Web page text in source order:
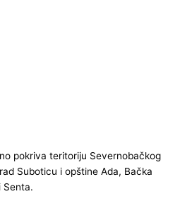
pokriva teritoriju Severnobačkog
Suboticu i opštine Ada, Bačka
Senta.